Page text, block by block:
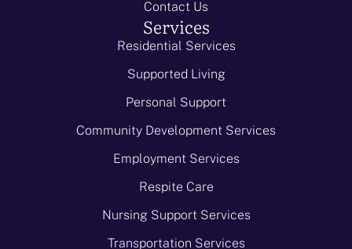
Contact Us
Services
Residential Services
Supported Living
Personal Support
Community Development Services
Employment Services
Respite Care
Nursing Support Services
Transportation Services